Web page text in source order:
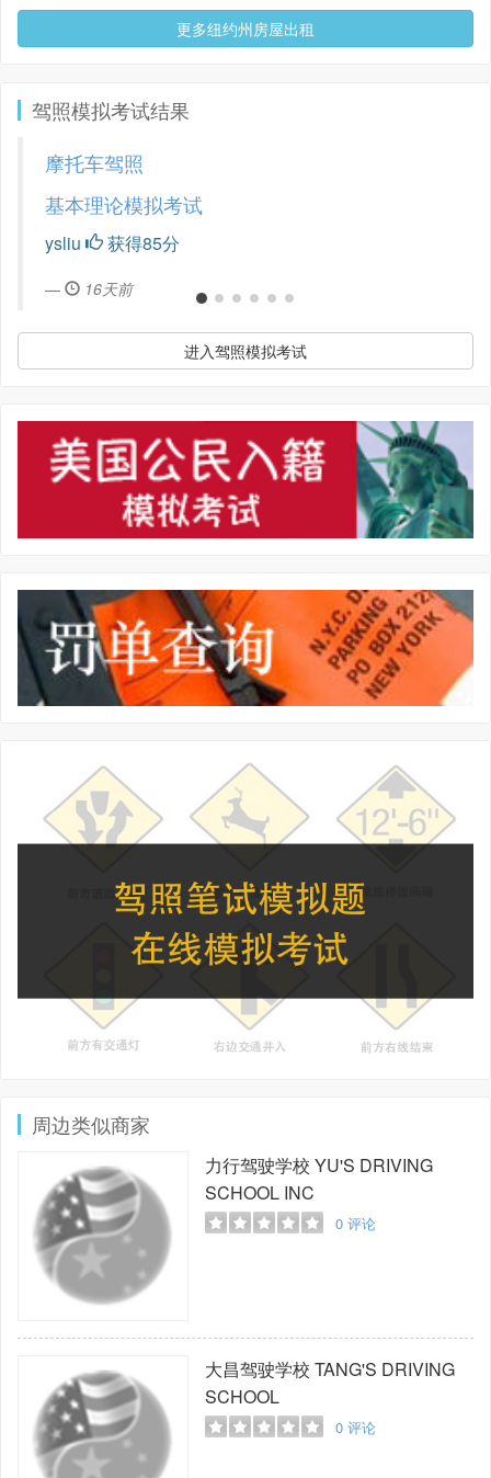
更多纽约州房屋出租
驾照模拟考试结果
摩托车驾照
基本理论模拟考试
ysliu 获得85分
16天前
进入驾照模拟考试
周边类似商家
力行驾驶学校 YU'S DRIVING
SCHOOL INC
0评论
大昌驾驶学校 TANG'S DRIVING
SCHOOL
0评论